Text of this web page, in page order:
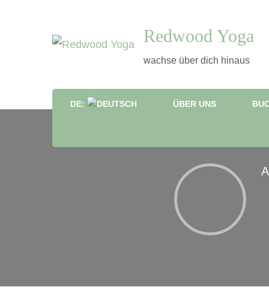
Redwood Yoga
wachse über dich hinaus
DE: ÜBER UNS